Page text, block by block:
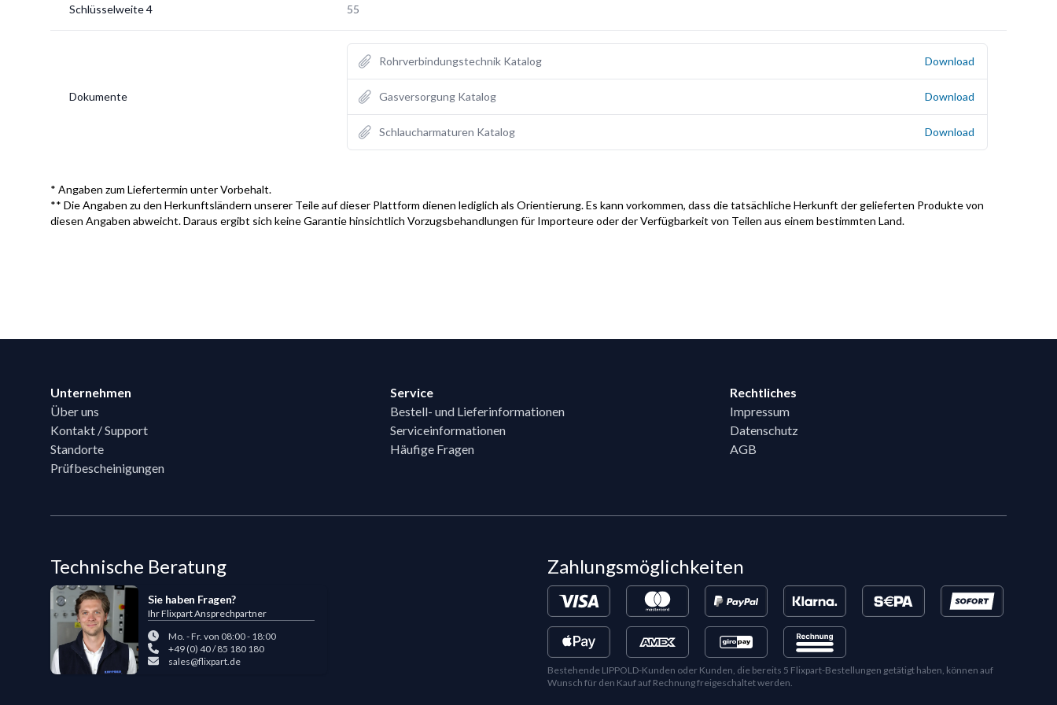
Schlüsselweite 4 55
Dokumente
Rohrverbindungstechnik Katalog Download
Gasversorgung Katalog Download
Schlaucharmaturen Katalog Download
* Angaben zum Liefertermin unter Vorbehalt.
** Die Angaben zu den Herkunftsländern unserer Teile auf dieser Plattform dienen lediglich als Orientierung. Es kann vorkommen, dass die tatsächliche Herkunft der gelieferten Produkte von
diesen Angaben abweicht. Daraus ergibt sich keine Garantie hinsichtlich Vorzugsbehandlungen für Importeure oder der Verfügbarkeit von Teilen aus einem bestimmten Land.
Unternehmen
Über uns
Kontakt / Support
Standorte
Prüfbescheinigungen
Service
Bestell- und Lieferinformationen
Serviceinformationen
Häufige Fragen
Rechtliches
Impressum
Datenschutz
AGB
Technische Beratung
Sie haben Fragen?
Ihr Flixpart Ansprechpartner
Mo. - Fr. von 08:00 - 18:00
+49 (0) 40 / 85 180 180
sales@flixpart.de
Zahlungsmöglichkeiten
Bestehende LIPPOLD-Kunden oder Kunden, die bereits 5 Flixpart-Bestellungen getätigt haben, können auf
Wunsch für den Kauf auf Rechnung freigeschaltet werden.